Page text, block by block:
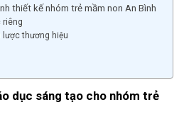
thiết kế nhóm trẻ mầm non An Bình
riêng
lược thương hiệu
dục sáng tạo cho nhóm trẻ